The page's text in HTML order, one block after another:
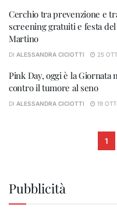
Cerchio tra prevenzione e
screening gratuiti e festa
Martino
DI ALESSANDRA CICIOTTI 25
Pink Day, oggi è la Giornata
contro il tumore al seno
DI ALESSANDRA CICIOTTI 19
1
Pubblicità